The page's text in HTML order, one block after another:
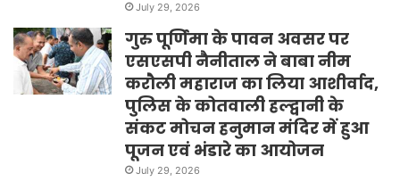
July 29, 2026
गुरु पूर्णिमा के पावन अवसर पर
एसएसपी नैनीताल ने बाबा नीम
करौली महाराज का लिया आशीर्वाद,
पुलिस के कोतवाली हल्द्वानी के
संकट मोचन हनुमान मंदिर में हुआ
पूजन एवं भंडारे का आयोजन
July 29, 2026